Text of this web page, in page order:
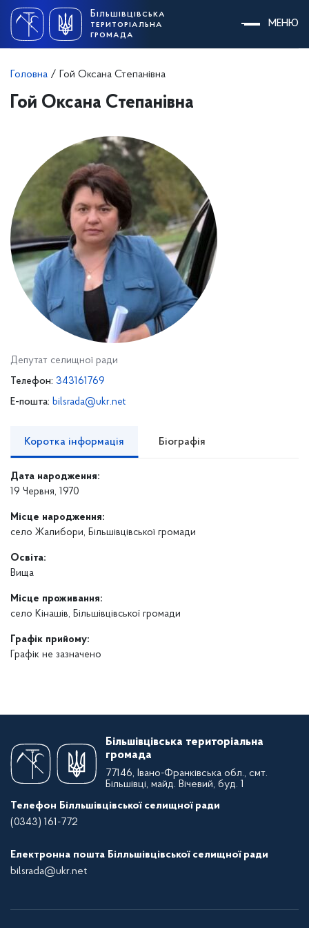
content
Більшівцівська
територіальна
громада
МЕНЮ
Головна / Гой Оксана Степанівна
Гой Оксана Степанівна
Депутат селищної ради
Телефон: 343161769
E-пошта: bilsrada@ukr.net
Коротка інформація Біографія
Дата народження:
19 Червня, 1970
Місце народження:
село Жалибори, Більшівцівської громади
Освіта:
Вища
Місце проживання:
село Кінашів, Більшівцівської громади
Графік прийому:
Графік не зазначено
Більшівцівська територіальна
громада
77146, Івано-Франківська обл., смт.
Більшівці, майд. Вічевий, буд. 1
Телефон Білльшівцівської селищної ради
(0343) 161-772
Електронна пошта Білльшівцівської селищної ради
bilsrada@ukr.net